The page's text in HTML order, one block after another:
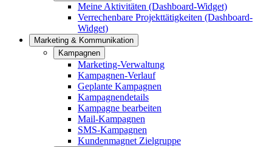
Meine Aktivitäten (Dashboard-Widget)
Verrechenbare Projekttätigkeiten (Dashboard-
Widget)
Marketing & Kommunikation
Kampagnen
Marketing-Verwaltung
Kampagnen-Verlauf
Geplante Kampagnen
Kampagnendetails
Kampagne bearbeiten
Mail-Kampagnen
SMS-Kampagnen
Kundenmagnet Zielgruppe